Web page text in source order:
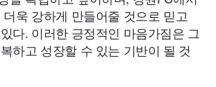
욱 강하게 만들어줄 것으로 믿고
다. 이러한 긍정적인 마음가짐은 그
하고 성장할 수 있는 기반이 될 것